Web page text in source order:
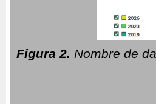
Figura 2. Nombre de